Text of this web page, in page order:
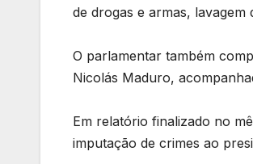
de drogas e armas,
O parlamentar também
Nicolás Maduro,
Em relatório finalizado no
imputação de crimes ao